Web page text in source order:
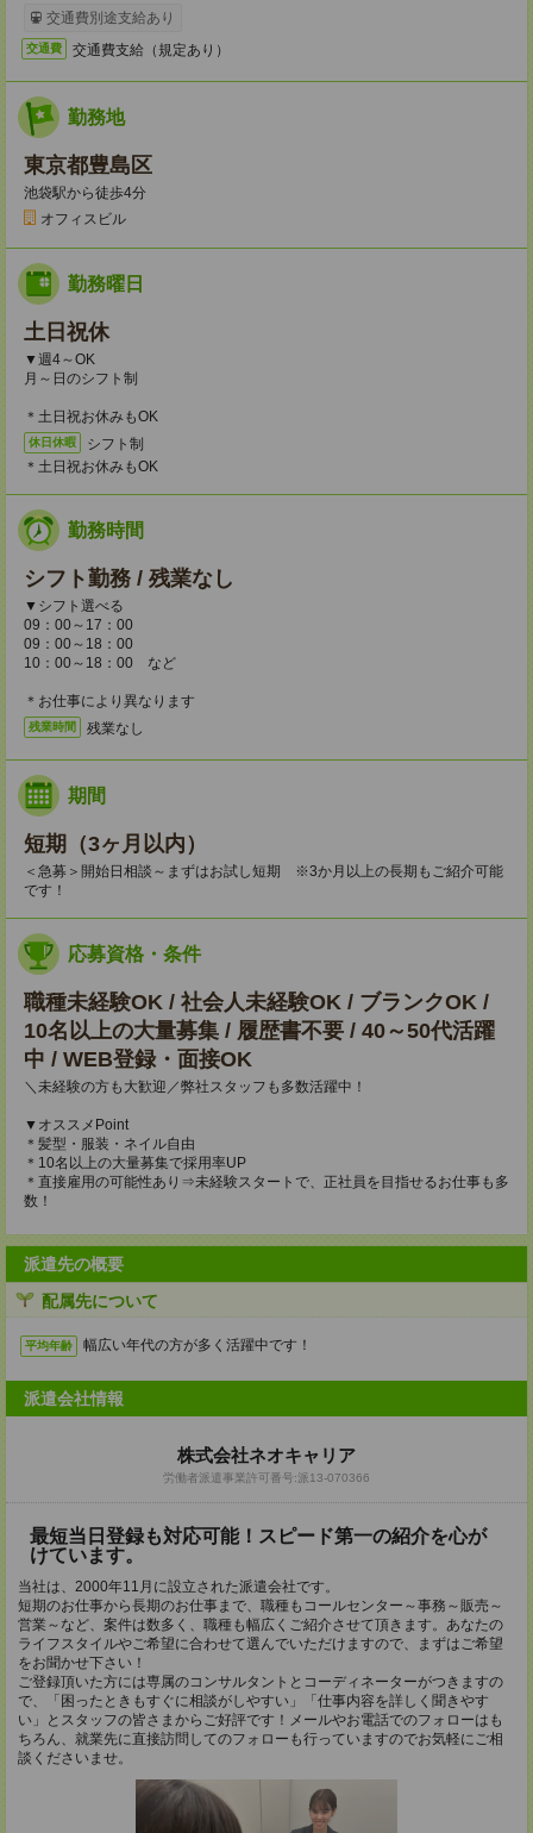
交通費別途支給あり
交通費 交通費支給（規定あり）
勤務地
東京都豊島区
池袋駅から徒歩4分
オフィスビル
勤務曜日
土日祝休
▼週4～OK
月～日のシフト制
＊土日祝お休みもOK
休日休暇
シフト制
＊土日祝お休みもOK
勤務時間
シフト勤務 / 残業なし
▼シフト選べる
09：00～17：00
09：00～18：00
10：00～18：00 など
＊お仕事により異なります
残業時間 残業なし
期間
短期（3ヶ月以内）
＜急募＞開始日相談～まずはお試し短期 ※3か月以上の長期もご紹介可能
です！
応募資格・条件
職種未経験OK / 社会人未経験OK / ブランクOK /
10名以上の大量募集 / 履歴書不要 / 40～50代活躍
中 / WEB登録・面接OK
＼未経験の方も大歓迎／弊社スタッフも多数活躍中！
▼オススメPoint
＊髪型・服装・ネイル自由
＊10名以上の大量募集で採用率UP
＊直接雇用の可能性あり⇒未経験スタートで、正社員を目指せるお仕事も多
数！
派遣先の概要
配属先について
平均年齢 幅広い年代の方が多く活躍中です！
派遣会社情報
株式会社ネオキャリア
労働者派遣事業許可番号:派13-070366
最短当日登録も対応可能！スピード第一の紹介を心が
けています。
当社は、2000年11月に設立された派遣会社です。
短期のお仕事から長期のお仕事まで、職種もコールセンター～事務～販売～
営業～など、案件は数多く、職種も幅広くご紹介させて頂きます。あなたの
ライフスタイルやご希望に合わせて選んでいただけますので、まずはご希望
をお聞かせ下さい！
ご登録頂いた方には専属のコンサルタントとコーディネーターがつきますの
で、「困ったときもすぐに相談がしやすい」「仕事内容を詳しく聞きやす
い」とスタッフの皆さまからご好評です！メールやお電話でのフォローはも
ちろん、就業先に直接訪問してのフォローも行っていますのでお気軽にご相
談くださいませ。